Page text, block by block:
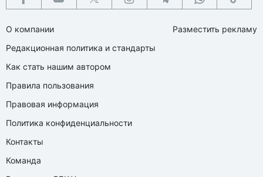
О компании
Редакционная политика и стандарты
Как стать нашим автором
Правила пользования
Правовая информация
Политика конфиденциальности
Контакты
Команда
Разместить рекламу